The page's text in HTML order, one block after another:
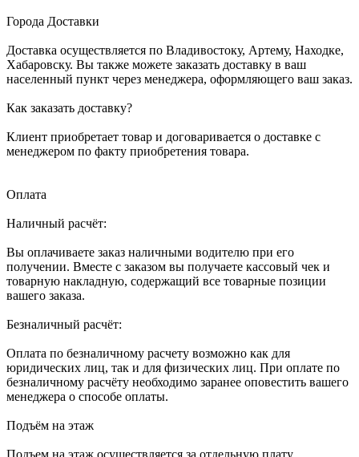
Города Доставки
Доставка осуществляется по Владивостоку, Артему, Находке,
Хабаровску. Вы также можете заказать доставку в ваш
населенный пункт через менеджера, оформляющего ваш заказ.
Как заказать доставку?
Клиент приобретает товар и договаривается о доставке с
менеджером по факту приобретения товара.
Оплата
Наличный расчёт:
Вы оплачиваете заказ наличными водителю при его
получении. Вместе с заказом вы получаете кассовый чек и
товарную накладную, содержащий все товарные позиции
вашего заказа.
Безналичный расчёт:
Оплата по безналичному расчету возможно как для
юридических лиц, так и для физических лиц. При оплате по
безналичному расчёту необходимо заранее оповестить вашего
менеджера о способе оплаты.
Подъём на этаж
Подъем на этаж осуществляется за отдельную плату